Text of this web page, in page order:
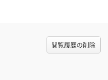
閲覧履歴の削除